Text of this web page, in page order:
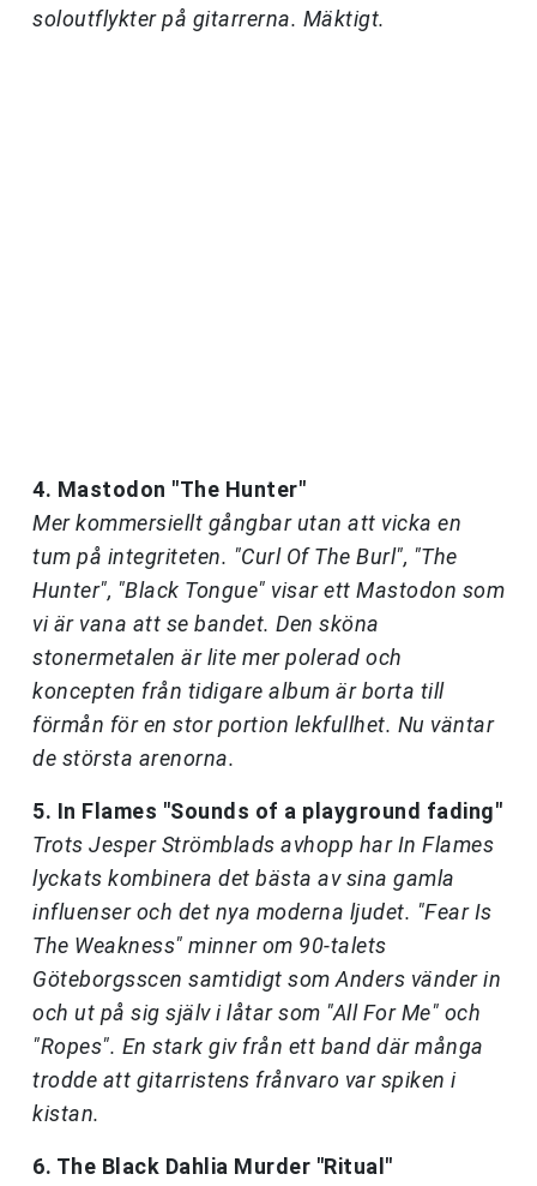
soloutflykter på gitarrerna. Mäktigt.
4. Mastodon "The Hunter"
Mer kommersiellt gångbar utan att vicka en
tum på integriteten. "Curl Of The Burl", "The
Hunter", "Black Tongue" visar ett Mastodon som
vi är vana att se bandet. Den sköna
stonermetalen är lite mer polerad och
koncepten från tidigare album är borta till
förmån för en stor portion lekfullhet. Nu väntar
de största arenorna.
5. In Flames "Sounds of a playground fading"
Trots Jesper Strömblads avhopp har In Flames
lyckats kombinera det bästa av sina gamla
influenser och det nya moderna ljudet. "Fear Is
The Weakness" minner om 90-talets
Göteborgsscen samtidigt som Anders vänder in
och ut på sig själv i låtar som "All For Me" och
"Ropes". En stark giv från ett band där många
trodde att gitarristens frånvaro var spiken i
kistan.
6. The Black Dahlia Murder "Ritual"